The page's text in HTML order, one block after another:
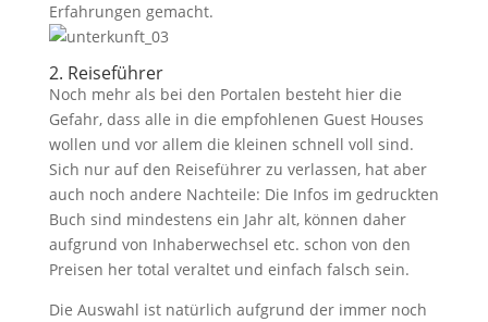
Erfahrungen gemacht.
2. Reiseführer
Noch mehr als bei den Portalen besteht hier die
Gefahr, dass alle in die empfohlenen Guest Houses
wollen und vor allem die kleinen schnell voll sind.
Sich nur auf den Reiseführer zu verlassen, hat aber
auch noch andere Nachteile: Die Infos im gedruckten
Buch sind mindestens ein Jahr alt, können daher
aufgrund von Inhaberwechsel etc. schon von den
Preisen her total veraltet und einfach falsch sein.
Die Auswahl ist natürlich aufgrund der immer noch